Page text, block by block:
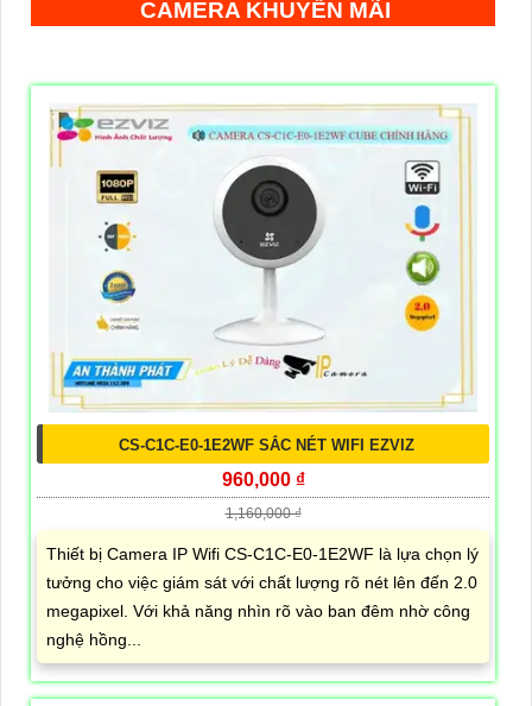
CAMERA KHUYẾN MÃI
CS-C1C-E0-1E2WF SẮC NÉT WIFI EZVIZ
960,000 ₫
1,160,000 ₫
Thiết bị Camera IP Wifi CS-C1C-E0-1E2WF là lựa chọn lý
tưởng cho việc giám sát với chất lượng rõ nét lên đến 2.0
megapixel. Với khả năng nhìn rõ vào ban đêm nhờ công
nghệ hồng...